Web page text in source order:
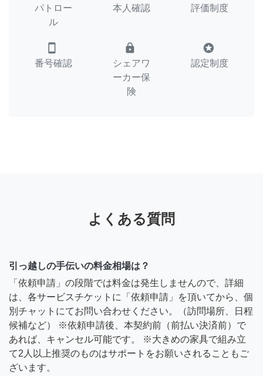
パトロー
ル
本人確認 評価制度
smartphone
番号確認
lock
シェアワ
ーカー保
険
stars
認定制度
よくある質問
引っ越しの手伝いの料金相場は？
「依頼申請」の段階では料金は発生しませんので、詳細
は、各サービスチケットに「依頼申請」を頂いてから、個
別チャットにてお問い合わせください。（訪問場所、日程
候補など） ※依頼申請後、本契約前（前払い決済前）で
あれば、キャンセル可能です。 ※大きめの家具で組み立
て2人以上推奨のものはサポートをお願いされることもご
ざいます。